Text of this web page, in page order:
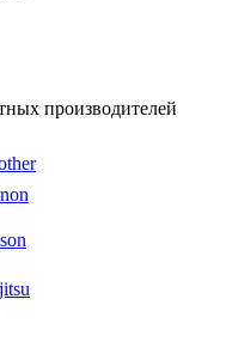
производителей